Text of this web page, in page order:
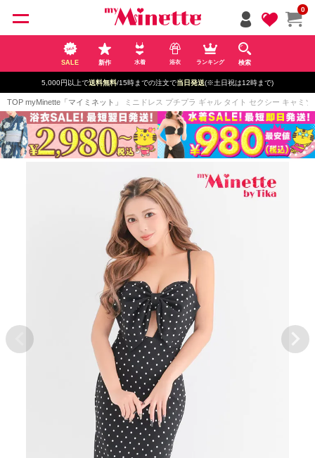
0
SALE 新作 水着 浴衣 ランキング 検索
5,000円以上で送料無料/15時までの注文で当日発送(※土日祝は12時まで)
TOP myMinette「マイミネット」 ミニドレス プチプラ ギャル タイト セクシー キャミ
ペー
ジト
ップ